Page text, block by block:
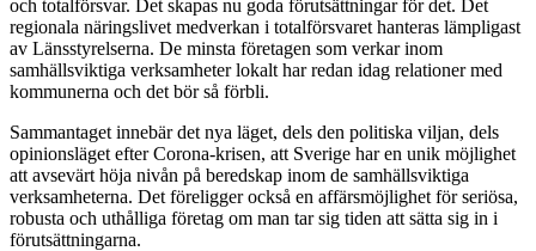
och totalförsvar. Det skapas nu goda förutsättningar för det. Det
regionala näringslivet medverkan i totalförsvaret hanteras lämpligast
av Länsstyrelserna. De minsta företagen som verkar inom
samhällsviktiga verksamheter lokalt har redan idag relationer med
kommunerna och det bör så förbli.
Sammantaget innebär det nya läget, dels den politiska viljan, dels
opinionsläget efter Corona-krisen, att Sverige har en unik möjlighet
att avsevärt höja nivån på beredskap inom de samhällsviktiga
verksamheterna. Det föreligger också en affärsmöjlighet för seriösa,
robusta och uthålliga företag om man tar sig tiden att sätta sig in i
förutsättningarna.